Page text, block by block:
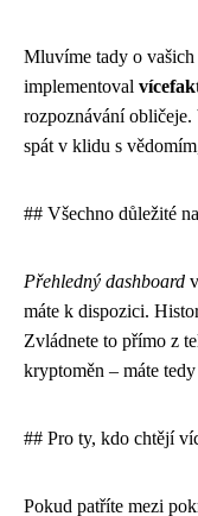
Mluvíme tady o vašich
implementoval
rozpoznávání obličeje.
spát v klidu s
## Všechno důležité
Přehledný dashboard
máte k dispozici.
Zvládnete to přímo z
kryptoměn – máte
## Pro ty, kdo chtějí
Pokud patříte mezi